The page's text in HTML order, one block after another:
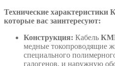
Технические
которые вас заинтересуют:
Конструкция: Кабель
медные токопроводящие
специального
галогенов, и наружную